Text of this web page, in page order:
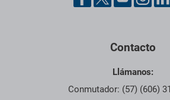
Contacto
Llámanos:
Conmutador: (57) (606)